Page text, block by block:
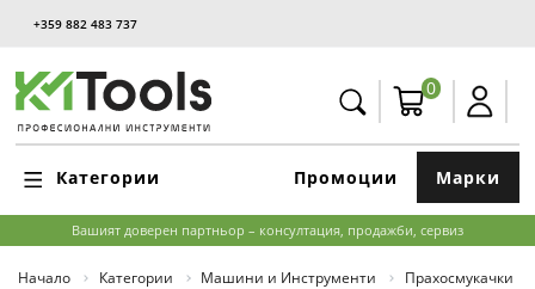
+359 882 483 737
0
Категории Марки
Промоции
Вашият доверен партньор – консултация, продажби, сервиз
Начало Категории Машини и Инструменти Прахосмукачки